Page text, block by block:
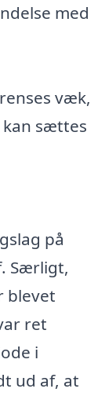
med
væk,
sættes
på
Særligt,
blevet
ret
i
ud af, at